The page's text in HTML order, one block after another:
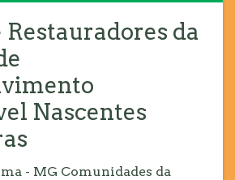
Restauradores da
Nascentes
- MG Comunidades da